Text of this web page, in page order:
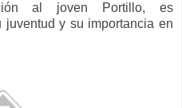
al joven Portillo, es
juventud y su importancia en